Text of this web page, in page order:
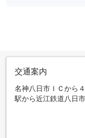
交通案内
名神八日市ＩＣから
駅から近江鉄道八日